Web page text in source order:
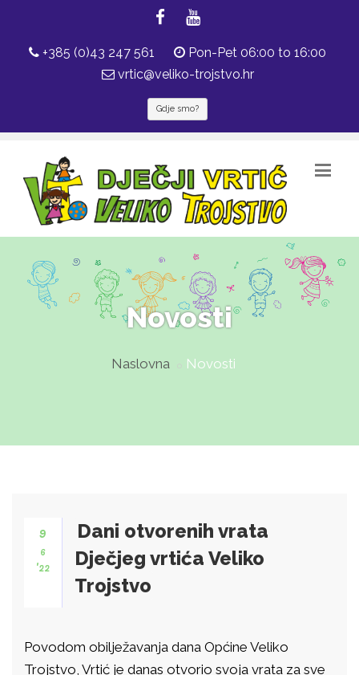
+385 (0)43 247 561
Pon-Pet 06:00 to 16:00
vrtic@veliko-trojstvo.hr
Gdje smo?
Novosti
Naslovna Novosti
9
6
'22
Dani otvorenih vrata
Dječjeg vrtića Veliko
Trojstvo
Povodom obilježavanja dana Općine Veliko
Trojstvo, Vrtić je danas otvorio svoja vrata za sve